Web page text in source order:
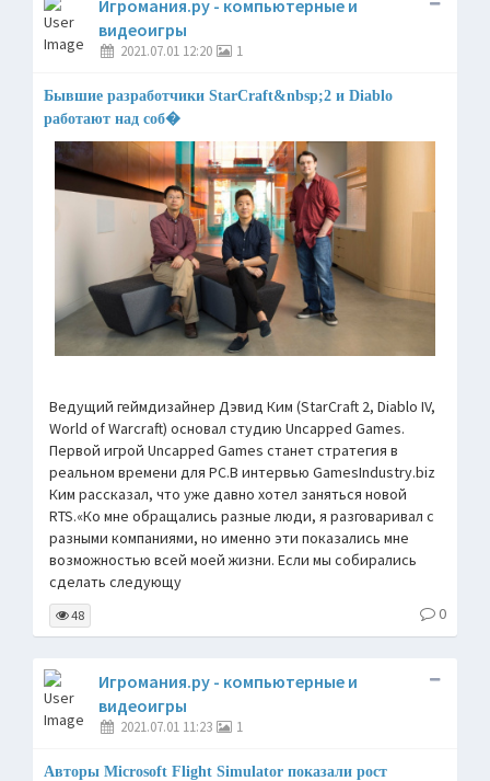
Игромания.ру - компьютерные и
видеоигры
2021.07.01 12:20 1
Бывшие разработчики StarCraft&nbsp;2 и Diablo
работают над соб�
Ведущий геймдизайнер Дэвид Ким (StarCraft 2, Diablo IV,
World of Warcraft) основал студию Uncapped Games.
Первой игрой Uncapped Games станет стратегия в
реальном времени для PC.В интервью GamesIndustry.biz
Ким рассказал, что уже давно хотел заняться новой
RTS.«Ко мне обращались разные люди, я разговаривал с
разными компаниями, но именно эти показались мне
возможностью всей моей жизни. Если мы собирались
сделать следующу
48 0
Игромания.ру - компьютерные и
видеоигры
2021.07.01 11:23 1
Авторы Microsoft Flight Simulator показали рост